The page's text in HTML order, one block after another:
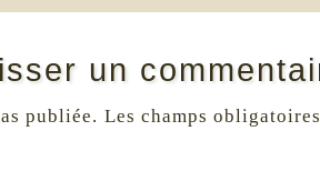
un
publiée. Les champs